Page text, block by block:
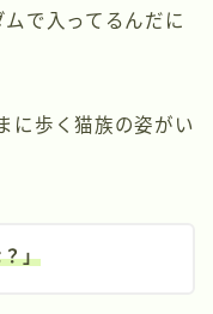
で入ってるんだに
に歩く猫族の姿がい
」